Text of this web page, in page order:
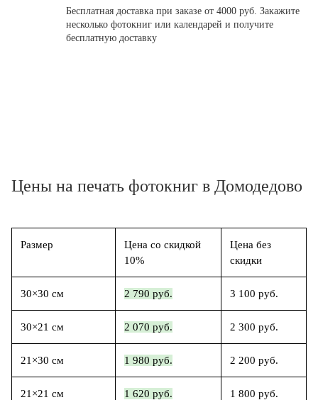
Бесплатная доставка при заказе от 4000 руб. Закажите
несколько фотокниг или календарей и получите
бесплатную доставку
Цены на печать фотокниг в Домодедово
Размер
Цена со скидкой
10%
Цена без
скидки
30×30 см 2 790 руб. 3 100 руб.
30×21 см 2 070 руб. 2 300 руб.
21×30 см 1 980 руб. 2 200 руб.
21×21 см 1 620 руб. 1 800 руб.